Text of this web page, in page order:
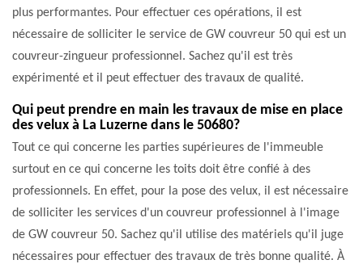
plus performantes. Pour effectuer ces opérations, il est
nécessaire de solliciter le service de GW couvreur 50 qui est un
couvreur-zingueur professionnel. Sachez qu'il est très
expérimenté et il peut effectuer des travaux de qualité.
Qui peut prendre en main les travaux de mise en place
des velux à La Luzerne dans le 50680?
Tout ce qui concerne les parties supérieures de l'immeuble
surtout en ce qui concerne les toits doit être confié à des
professionnels. En effet, pour la pose des velux, il est nécessaire
de solliciter les services d'un couvreur professionnel à l'image
de GW couvreur 50. Sachez qu'il utilise des matériels qu'il juge
nécessaires pour effectuer des travaux de très bonne qualité. À